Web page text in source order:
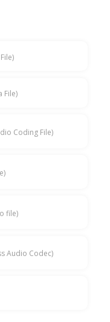
File)
Coding File)
file)
Audio Codec)